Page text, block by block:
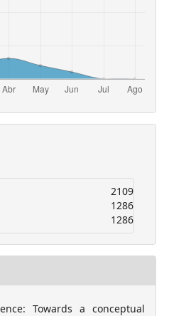
2109
1286
1286
Towards a conceptual